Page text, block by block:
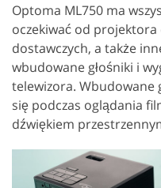
Optoma ML750 ma
oczekiwać od
dostawczych, a także
wbudowane głośniki i
telewizora. Wbudowane
się podczas oglądania
dźwiękiem